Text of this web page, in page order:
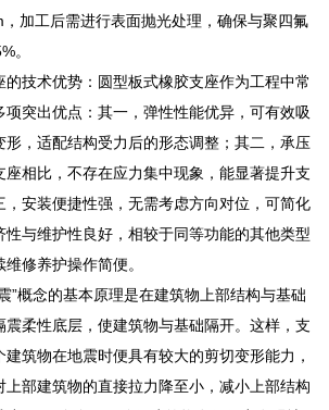
加工后需进行表面抛光处理，确保与聚四氟
。
的技术优势：圆型板式橡胶支座作为工程中常
项突出优点：其一，弹性性能优异，可有效吸
形，适配结构受力后的形态调整；其二，承压
座相比，不存在应力集中现象，能显著提升支
，安装便捷性强，无需考虑方向对位，可简化
性与维护性良好，相较于同等功能的其他类型
修养护操作简便。
”概念的基本原理是在建筑物上部结构与基础
震柔性底层，使建筑物与基础隔开。这样，支
筑物在地震时便具有较大的剪切变形能力，
上部建筑物的直接拉力降至小，减小上部结构